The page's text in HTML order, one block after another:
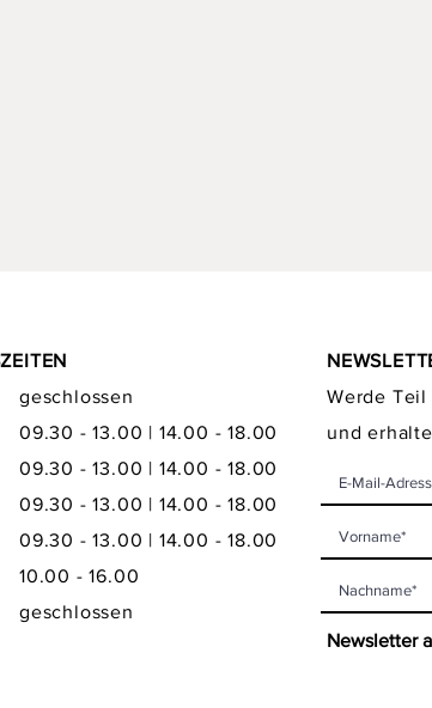
geschlossen
09.30 - 13.00 | 14.00 - 18.00
09.30 - 13.00 | 14.00 - 18.00
09.30 - 13.00 | 14.00 - 18.00
09.30 - 13.00 | 14.00 - 18.00
10.00 - 16.00
geschlossen
Werde
und
Newsletter